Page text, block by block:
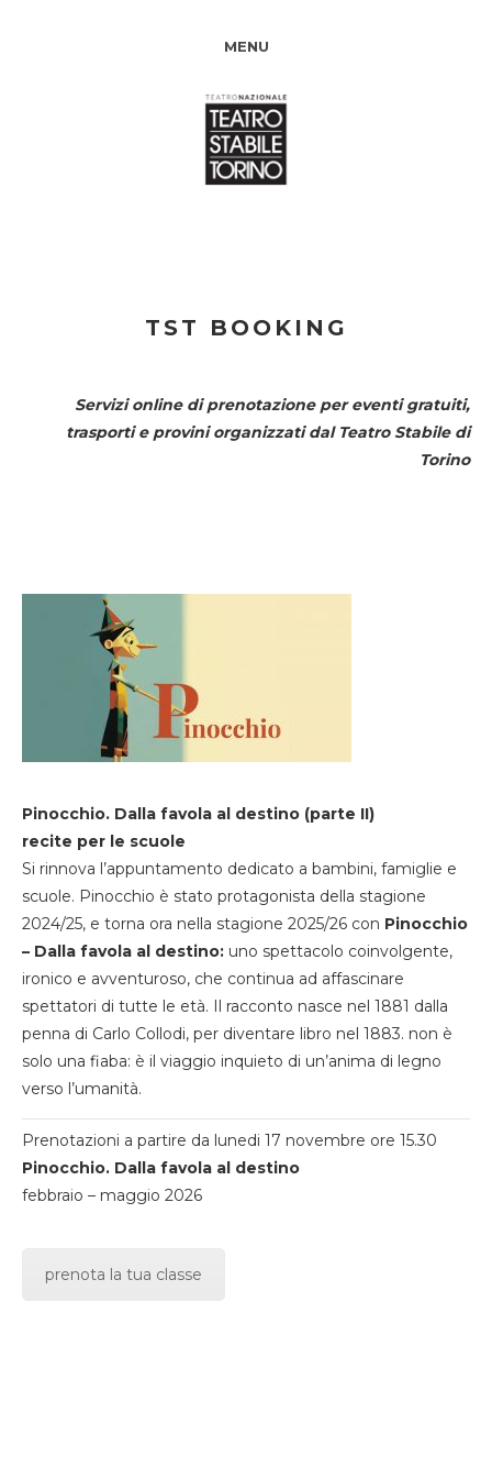
MENU
TST BOOKING
Servizi online di prenotazione per eventi gratuiti,
trasporti e provini organizzati dal Teatro Stabile di
Torino
Pinocchio. Dalla favola al destino (parte II)
recite per le scuole
Si rinnova l’appuntamento dedicato a bambini, famiglie e
scuole. Pinocchio è stato protagonista della stagione
2024/25, e torna ora nella stagione 2025/26 con Pinocchio
– Dalla favola al destino: uno spettacolo coinvolgente,
ironico e avventuroso, che continua ad affascinare
spettatori di tutte le età. Il racconto nasce nel 1881 dalla
penna di Carlo Collodi, per diventare libro nel 1883. non è
solo una fiaba: è il viaggio inquieto di un’anima di legno
verso l’umanità.
Prenotazioni a partire da lunedi 17 novembre ore 15.30
Pinocchio. Dalla favola al destino
febbraio – maggio 2026
prenota la tua classe